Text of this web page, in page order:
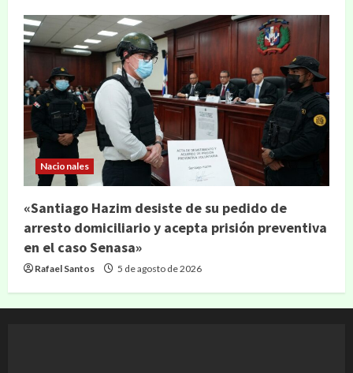
Nacionales
«Santiago Hazim desiste de su pedido de
arresto domiciliario y acepta prisión preventiva
en el caso Senasa»
Rafael Santos 5 de agosto de 2026